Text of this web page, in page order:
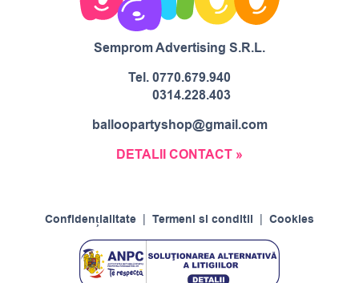
Semprom Advertising S.R.L.
Tel.0770.679.940
0314.228.403
balloopartyshop@gmail.com
DETALII CONTACT »
Confidențialitate Termeni si conditii Cookies